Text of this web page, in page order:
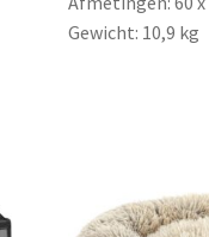
Gewicht: 10,9 kg